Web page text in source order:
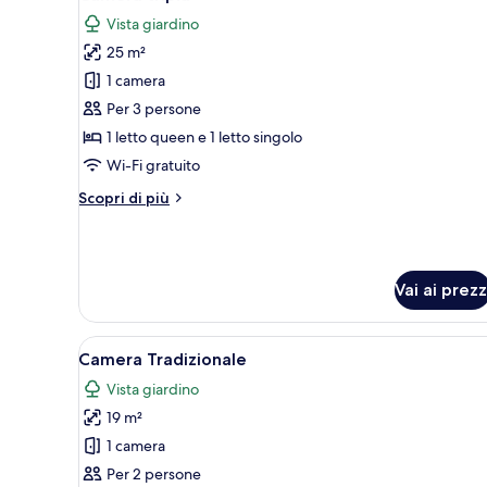
tutte
le
foto
per
Camera
tripla
Vista giardino
25 m²
1 camera
Per 3 persone
1 letto queen e 1 letto singolo
Wi-Fi gratuito
Scopri di più
Altri
Vai ai
Apri
tutte
le
foto
per
Camera
Una cassaforte in camera, una
6
Camera Tradizionale
Vista giardino
19 m²
1 camera
Per 2 persone